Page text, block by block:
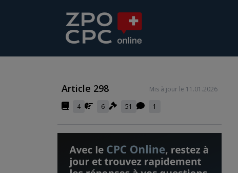
Article 298
Mis à jour le 11.01.2026
4
6 51 1